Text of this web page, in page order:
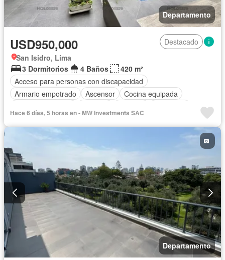
Departamento
USD950,000
Destacado
San Isidro, Lima
3 Dormitorios
4 Baños
420 m²
Acceso para personas con discapacidad
Armario empotrado
Ascensor
Cocina equipada
Sin amoblar
Hace 6 días, 5 horas en - MW Investments SAC
Departamento